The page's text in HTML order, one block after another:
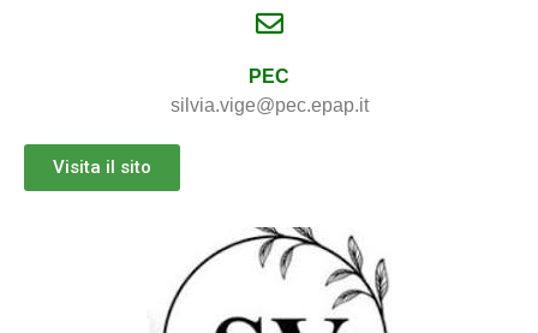
PEC
silvia.vige@pec.epap.it
Visita il sito